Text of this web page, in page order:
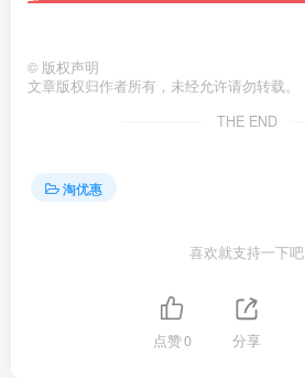
© 版权声明
文章版权归作者所有，未经允许请勿转载。
THE END
淘优惠
喜欢就支持一下吧
点赞0 分享